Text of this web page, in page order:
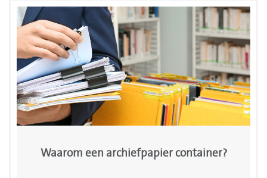
Waarom een archiefpapier container?